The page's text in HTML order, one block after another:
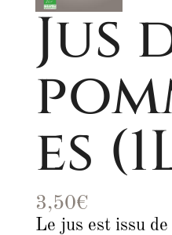
Jus
es
3,50€
Le jus est issu